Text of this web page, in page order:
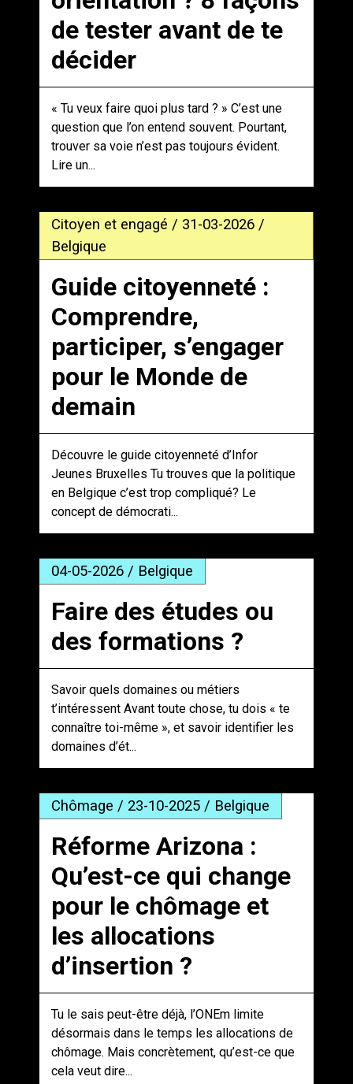
de tester avant de te
décider
« Tu veux faire quoi plus tard ? » C’est une
question que l’on entend souvent. Pourtant,
trouver sa voie n’est pas toujours évident.
Lire un...
Citoyen et engagé / 31-03-2026 /
Belgique
Guide citoyenneté :
Comprendre,
participer, s’engager
pour le Monde de
demain
Découvre le guide citoyenneté d’Infor
Jeunes Bruxelles Tu trouves que la politique
en Belgique c’est trop compliqué? Le
concept de démocrati...
04-05-2026 / Belgique
Faire des études ou
des formations ?
Savoir quels domaines ou métiers
t’intéressent Avant toute chose, tu dois « te
connaître toi-même », et savoir identifier les
domaines d’ét...
Chômage / 23-10-2025 / Belgique
Réforme Arizona :
Qu’est-ce qui change
pour le chômage et
les allocations
d’insertion ?
Tu le sais peut-être déjà, l’ONEm limite
désormais dans le temps les allocations de
chômage. Mais concrètement, qu’est-ce que
cela veut dire...